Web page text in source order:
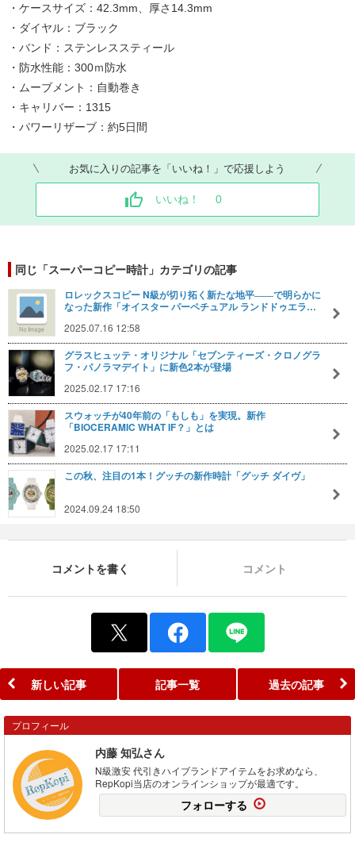
・ケースサイズ：42.3mm、厚さ14.3mm
・ダイヤル：ブラック
・バンド：ステンレススティール
・防水性能：300ｍ防水
・ムーブメント：自動巻き
・キャリバー：1315
・パワーリザーブ：約5日間
お気に入りの記事を「いいね！」で応援しよう
いいね！ 0
同じ「スーパーコピー時計」カテゴリの記事
ロレックスコピー N級が切り拓く新たな地平――で明らかに
なった新作「オイスター パーペチュアル ランドドゥエラ…
2025.07.16 12:58
グラスヒュッテ・オリジナル「セブンティーズ・クロノグラ
フ・パノラマデイト」に新色2本が登場
2025.02.17 17:16
スウォッチが40年前の「もしも」を実現。新作
「BIOCERAMIC WHAT IF？」とは
2025.02.17 17:11
この秋、注目の1本！グッチの新作時計「グッチ ダイヴ」
2024.09.24 18:50
コメントを書く コメント
新しい記事 記事一覧 過去の記事
プロフィール
内藤 知弘さん
N級激安 代引きハイブランドアイテムをお求めなら、
RepKopi当店のオンラインショップが最適です。
フォローする